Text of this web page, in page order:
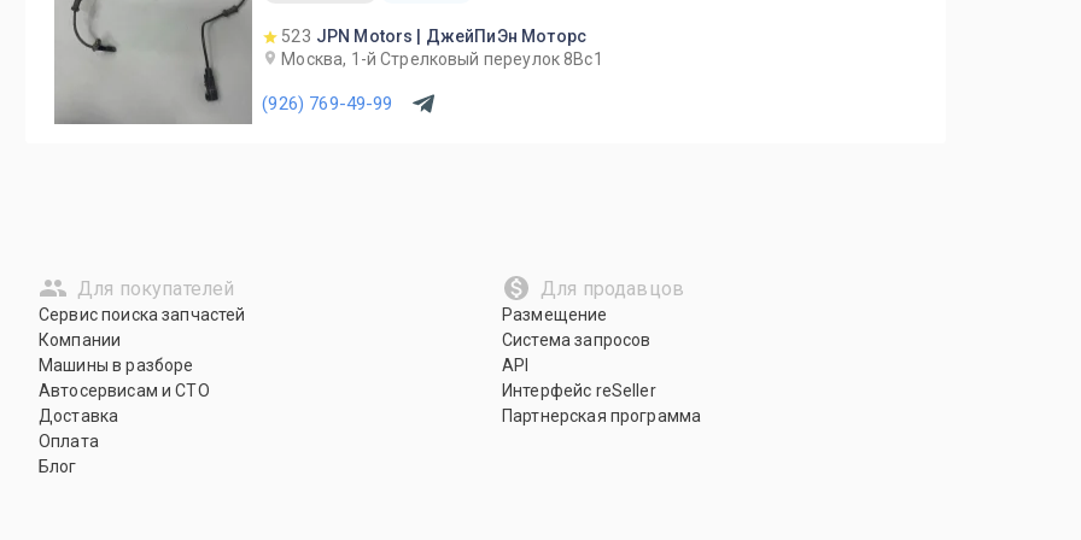
523 JPN Motors | ДжейПиЭн Моторс
Москва, 1-й Cтрелковый переулок 8Вс1
(926) 769-49-99
Для покупателей
Сервис поиска запчастей
Компании
Машины в разборе
Автосервисам и СТО
Доставка
Оплата
Блог
Для продавцов
Размещение
Система запросов
API
Интерфейс reSeller
Партнерская программа